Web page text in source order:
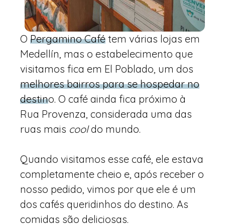
O Pergamino Café tem várias lojas em
Medellín, mas o estabelecimento que
visitamos fica em El Poblado, um dos
melhores bairros para se hospedar no
destino. O café ainda fica próximo à
Rua Provenza, considerada uma das
ruas mais cooldo mundo.
Quando visitamos esse café, ele estava
completamente cheio e, após receber o
nosso pedido, vimos por que ele é um
dos cafés queridinhos do destino. As
comidas são deliciosas.